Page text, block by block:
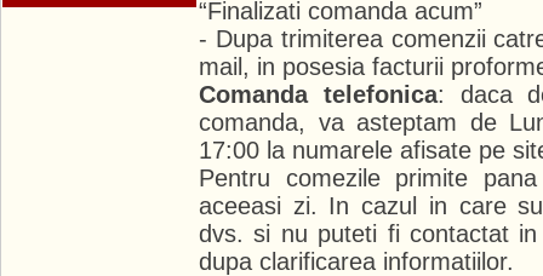
“Finalizati comanda acum”
- Dupa trimiterea comenzii
mail, in posesia facturii
Comanda telefonica: daca
comanda, va asteptam de
17:00 la numarele afisate pe
Pentru comezile primite
aceeasi zi. In cazul in care
dvs. si nu puteti fi contactat
dupa clarificarea informatiilor.